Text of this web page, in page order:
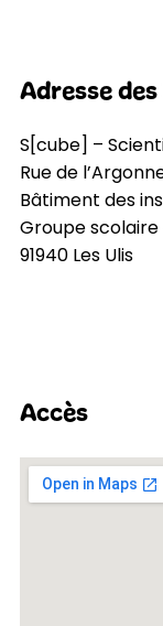
Adresse
S[cube] –
Rue de
Bâtiment des
Groupe
91940 Les Ulis
Accès